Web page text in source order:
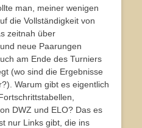
man, meiner wenigen
die Vollständigkeit von
zeitnah über
neue Paarungen
am Ende des Turniers
(wo sind die Ergebnisse
Warum gibt es eigentlich
DWZ und ELO? Das es
nur Links gibt, die ins